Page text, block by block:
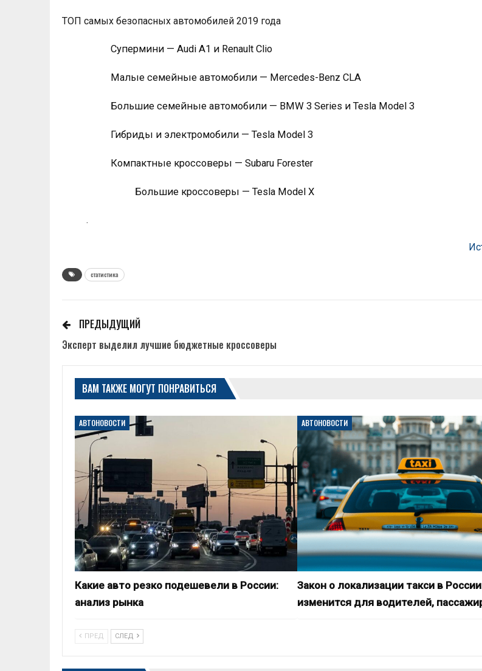
ТОП самых безопасных автомобилей 2019 года
Супермини — Audi A1 и Renault Clio
Малые семейные автомобили — Mercedes-Benz CLA
Большие семейные автомобили — BMW 3 Series и Tesla Model 3
Гибриды и электромобили — Tesla Model 3
Компактные кроссоверы — Subaru Forester
Большие кроссоверы — Tesla Model X
.
статистика
ПРЕДЫДУЩИЙ
Эксперт выделил лучшие бюджетные кроссоверы
ВАМ ТАКЖЕ МОГУТ ПОНРАВИТЬСЯ
АВТОНОВОСТИ
Какие авто резко подешевели в России:
анализ рынка
АВТОНОВОСТИ
Закон о локализации такси в
изменится для водителей,
ПРЕД СЛЕД